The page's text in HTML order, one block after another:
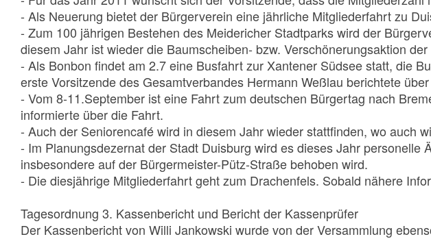
- Als Neuerung bietet der Bürgerverein eine jährliche Mitgliederfahrt zu
- Zum 100 jährigen Bestehen des Meidericher Stadtparks wird der
diesem Jahr ist wieder die Baumscheiben- bzw. Verschönerungsaktion
- Als Bonbon findet am 2.7 eine Busfahrt zur Xantener Südsee statt, die
erste Vorsitzende des Gesamtverbandes Hermann Weßlau berichtete
- Vom 8-11.September ist eine Fahrt zum deutschen Bürgertag nach
informierte über die Fahrt.
- Auch der Seniorencafé wird in diesem Jahr wieder stattfinden, wo auch
- Im Planungsdezernat der Stadt Duisburg wird es dieses Jahr
insbesondere auf der Bürgermeister-Pütz-Straße behoben wird.
- Die diesjährige Mitgliederfahrt geht zum Drachenfels. Sobald nähere
Tagesordnung 3. Kassenbericht und Bericht der Kassenprüfer
Der Kassenbericht von Willi Jankowski wurde von der Versammlung